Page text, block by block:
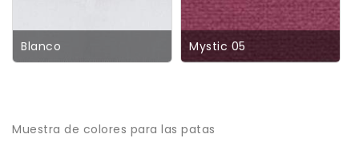
Blanco Mystic 05
Muestra de colores para las patas